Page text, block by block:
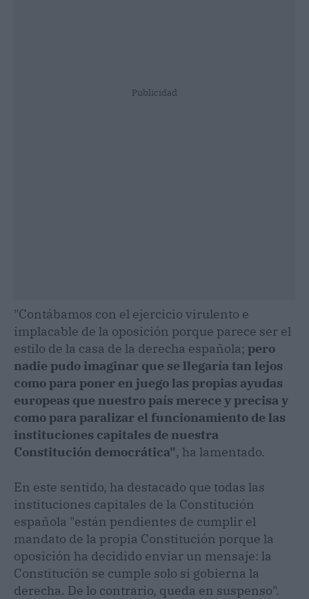
Publicidad
"Contábamos con el ejercicio virulento e
implacable de la oposición porque parece ser el
estilo de la casa de la derecha española; pero
nadie pudo imaginar que se llegaría tan lejos
como para poner en juego las propias ayudas
europeas que nuestro país merece y precisa y
como para paralizar el funcionamiento de las
instituciones capitales de nuestra
Constitución democrática", ha lamentado.
En este sentido, ha destacado que todas las
instituciones capitales de la Constitución
española "están pendientes de cumplir el
mandato de la propia Constitución porque la
oposición ha decidido enviar un mensaje: la
Constitución se cumple solo si gobierna la
derecha. De lo contrario, queda en suspenso".